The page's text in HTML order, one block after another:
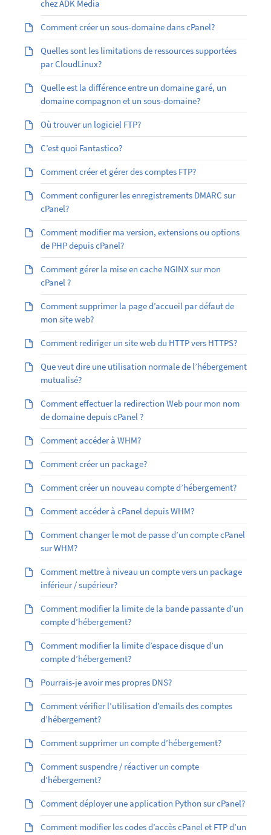
chez ADK Media
Comment créer un sous-domaine dans cPanel?
Quelles sont les limitations de ressources supportées
par CloudLinux?
Quelle est la différence entre un domaine garé, un
domaine compagnon et un sous-domaine?
Où trouver un logiciel FTP?
C’est quoi Fantastico?
Comment créer et gérer des comptes FTP?
Comment configurer les enregistrements DMARC sur
cPanel?
Comment modifier ma version, extensions ou options
de PHP depuis cPanel?
Comment gérer la mise en cache NGINX sur mon
cPanel ?
Comment supprimer la page d’accueil par défaut de
mon site web?
Comment rediriger un site web du HTTP vers HTTPS?
Que veut dire une utilisation normale de l’hébergement
mutualisé?
Comment effectuer la redirection Web pour mon nom
de domaine depuis cPanel ?
Comment accéder à WHM?
Comment créer un package?
Comment créer un nouveau compte d’hébergement?
Comment accéder à cPanel depuis WHM?
Comment changer le mot de passe d’un compte cPanel
sur WHM?
Comment mettre à niveau un compte vers un package
inférieur / supérieur?
Comment modifier la limite de la bande passante d’un
compte d’hébergement?
Comment modifier la limite d’espace disque d’un
compte d’hébergement?
Pourrais-je avoir mes propres DNS?
Comment vérifier l’utilisation d’emails des comptes
d’hébergement?
Comment supprimer un compte d’hébergement?
Comment suspendre / réactiver un compte
d’hébergement?
Comment déployer une application Python sur cPanel?
Comment modifier les codes d’accès cPanel et FTP d’un